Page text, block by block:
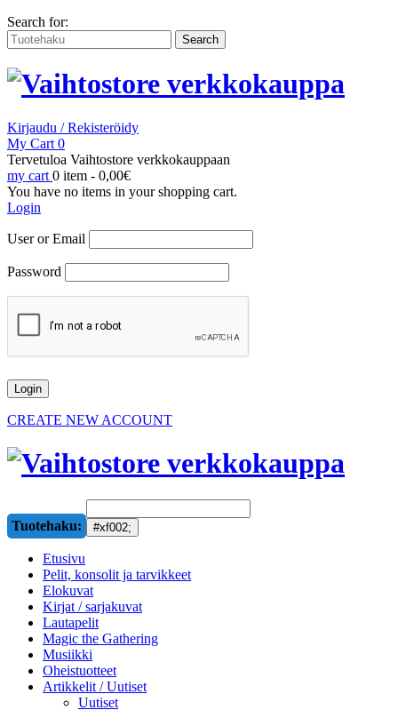
Search for:
Kirjaudu / Rekisteröidy
My Cart 0
Tervetuloa Vaihtostore verkkokauppaan
my cart 0 item - 0,00€
You have no items in your shopping cart.
Login
User or Email
Password
CREATE NEW ACCOUNT
Tuotehaku:
Etusivu
Pelit, konsolit ja tarvikkeet
Elokuvat
Kirjat / sarjakuvat
Lautapelit
Magic the Gathering
Musiikki
Oheistuotteet
Artikkelit / Uutiset
Uutiset